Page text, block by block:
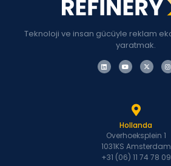
Teknoloji ve insan gücüyle reklam
yaratmak.
Hollanda
Overhoeksplein 1
1031KS Amsterdam
+31 (06) 11 74 78 09